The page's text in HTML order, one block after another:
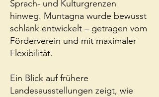
Sprach- und Kulturgrenzen
hinweg. Muntagna wurde bewusst
schlank entwickelt – getragen vom
Förderverein und mit maximaler
Flexibilität.
Ein Blick auf frühere
Landesausstellungen zeigt, wie